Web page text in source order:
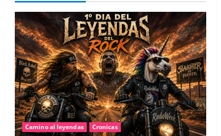
Camino al leyendas Cronicas